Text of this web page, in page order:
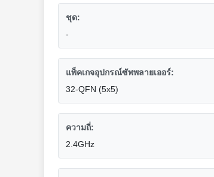
ชุด:
-
แพ็คเกจอุปกรณ์ซัพพลายเออร์:
32-QFN (5x5)
ความถี่:
2.4GHz